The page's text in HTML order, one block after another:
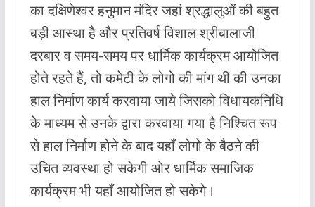
का दक्षिणेश्वर हनुमान मंदिर जहां श्रद्धालुओं की बहुत
बड़ी आस्था है और प्रतिवर्ष विशाल श्रीबालाजी
दरबार व समय-समय पर धार्मिक कार्यक्रम आयोजित
होते रहते हैं, तो कमेटी के लोगो की मांग थी की उनका
हाल निर्माण कार्य करवाया जाये जिसको विधायकनिधि
के माध्यम से उनके द्वारा करवाया गया है निश्चित रूप
से हाल निर्माण होने के बाद यहाँ लोगो के बैठने की
उचित व्यवस्था हो सकेगी ओर धार्मिक समाजिक
कार्यक्रम भी यहाँ आयोजित हो सकेगे।